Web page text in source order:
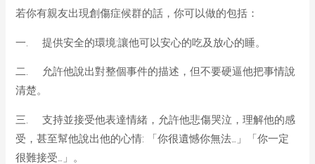
若你有親友出現創傷症候群的話，你可以做的包括：
一. 提供安全的環境:讓他可以安心的吃及放心的睡。
二. 允許他說出對整個事件的描述，但不要硬逼他把事情說
清楚。
三. 支持並接受他表達情緒，允許他悲傷哭泣，理解他的感
受，甚至幫他說出他的心情: 「你很遺憾你無法…」「你一定
很難接受…」。